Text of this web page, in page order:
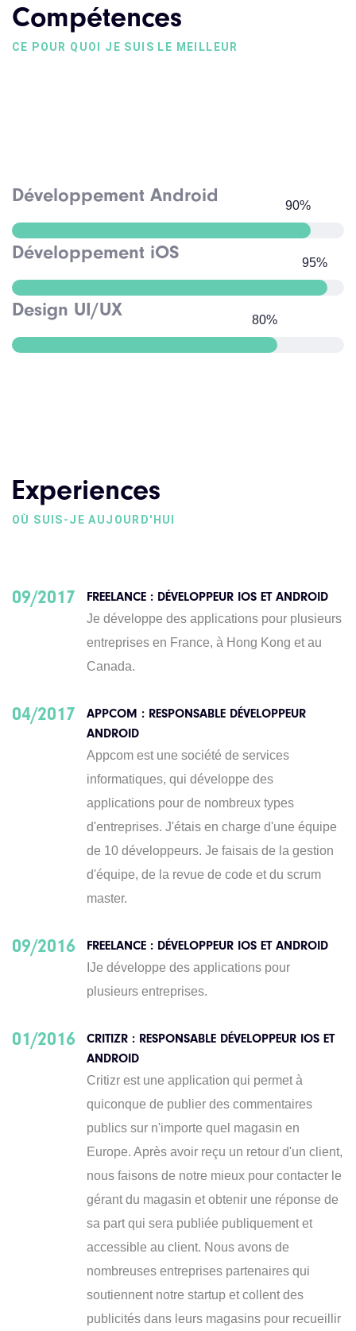
Compétences
CE POUR QUOI JE SUIS LE MEILLEUR
90%
Développement Android
95%
Développement iOS
80%
Design UI/UX
Experiences
OÙ SUIS-JE AUJOURD'HUI
09/2017 FREELANCE : DÉVELOPPEUR IOS ET ANDROID
Je développe des applications pour plusieurs
entreprises en France, à Hong Kong et au
Canada.
04/2017
APPCOM : RESPONSABLE DÉVELOPPEUR
ANDROID
Appcom est une société de services
informatiques, qui développe des
applications pour de nombreux types
d'entreprises. J'étais en charge d'une équipe
de 10 développeurs. Je faisais de la gestion
d'équipe, de la revue de code et du scrum
master.
09/2016 FREELANCE : DÉVELOPPEUR IOS ET ANDROID
IJe développe des applications pour
plusieurs entreprises.
01/2016
CRITIZR : RESPONSABLE DÉVELOPPEUR IOS ET
ANDROID
Critizr est une application qui permet à
quiconque de publier des commentaires
publics sur n'importe quel magasin en
Europe. Après avoir reçu un retour d'un client,
nous faisons de notre mieux pour contacter le
gérant du magasin et obtenir une réponse de
sa part qui sera publiée publiquement et
accessible au client. Nous avons de
nombreuses entreprises partenaires qui
soutiennent notre startup et collent des
publicités dans leurs magasins pour recueillir